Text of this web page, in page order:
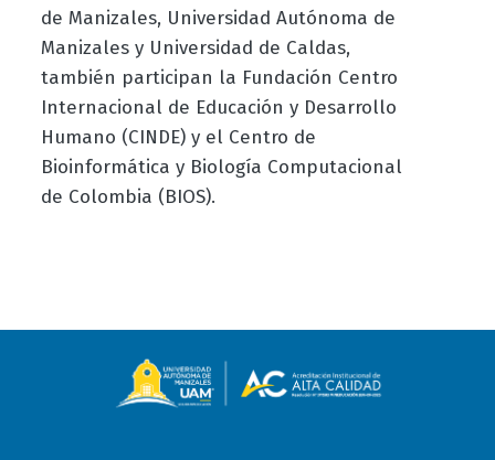
de Manizales, Universidad Autónoma de
Manizales y Universidad de Caldas,
también participan la Fundación Centro
Internacional de Educación y Desarrollo
Humano (CINDE) y el Centro de
Bioinformática y Biología Computacional
de Colombia (BIOS).